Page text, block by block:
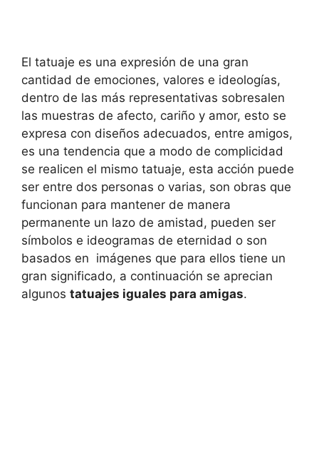
El tatuaje es una expresión de una gran
cantidad de emociones, valores e ideologías,
dentro de las más representativas sobresalen
las muestras de afecto, cariño y amor, esto se
expresa con diseños adecuados, entre amigos,
es una tendencia que a modo de complicidad
se realicen el mismo tatuaje, esta acción puede
ser entre dos personas o varias, son obras que
funcionan para mantener de manera
permanente un lazo de amistad, pueden ser
símbolos e ideogramas de eternidad o son
basados en imágenes que para ellos tiene un
gran significado, a continuación se aprecian
algunos tatuajes iguales para amigas.